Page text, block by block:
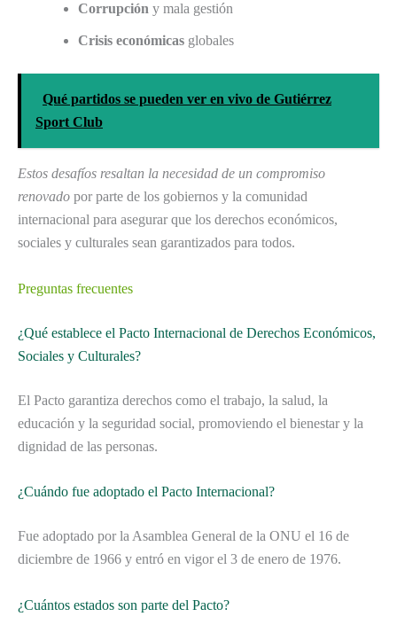
Corrupción y mala gestión
Crisis económicas globales
Qué partidos se pueden ver en vivo de Gutiérrez
Sport Club
Estos desafíos resaltan la necesidad de un compromiso
renovado por parte de los gobiernos y la comunidad
internacional para asegurar que los derechos económicos,
sociales y culturales sean garantizados para todos.
Preguntas frecuentes
¿Qué establece el Pacto Internacional de Derechos Económicos,
Sociales y Culturales?
El Pacto garantiza derechos como el trabajo, la salud, la
educación y la seguridad social, promoviendo el bienestar y la
dignidad de las personas.
¿Cuándo fue adoptado el Pacto Internacional?
Fue adoptado por la Asamblea General de la ONU el 16 de
diciembre de 1966 y entró en vigor el 3 de enero de 1976.
¿Cuántos estados son parte del Pacto?